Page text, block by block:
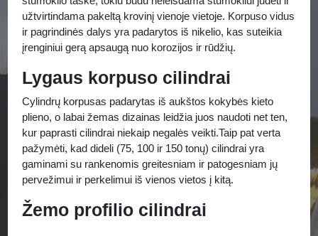
užtvirtindama pakeltą krovinį vienoje vietoje. Korpuso vidus
ir pagrindinės dalys yra padarytos iš nikelio, kas suteikia
įrenginiui gerą apsaugą nuo korozijos ir rūdžių.
Lygaus korpuso cilindrai
Cylindrų korpusas padarytas iš aukštos kokybės kieto
plieno, o labai žemas dizainas leidžia juos naudoti net ten,
kur paprasti cilindrai niekaip negalės veikti.Taip pat verta
pažymėti, kad dideli (75, 100 ir 150 tonų) cilindrai yra
gaminami su rankenomis greitesniam ir patogesniam jų
pervežimui ir perkelimui iš vienos vietos į kitą.
Žemo profilio cilindrai